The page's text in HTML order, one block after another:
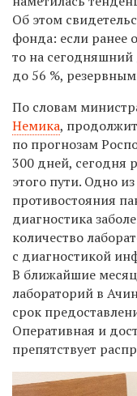
Об этом
фонда: если ранее
то на сегодняшний
до 56 %,
По словам
Немика,
по прогнозам
300 дней, сегодня
этого пути. Одно
противостояния
диагностика
количество
с диагностикой
В ближайшие
лабораторий в
срок
Оперативная и
препятствует